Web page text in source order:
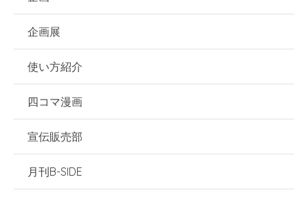
企画展
使い方紹介
四コマ漫画
宣伝販売部
月刊B-SIDE